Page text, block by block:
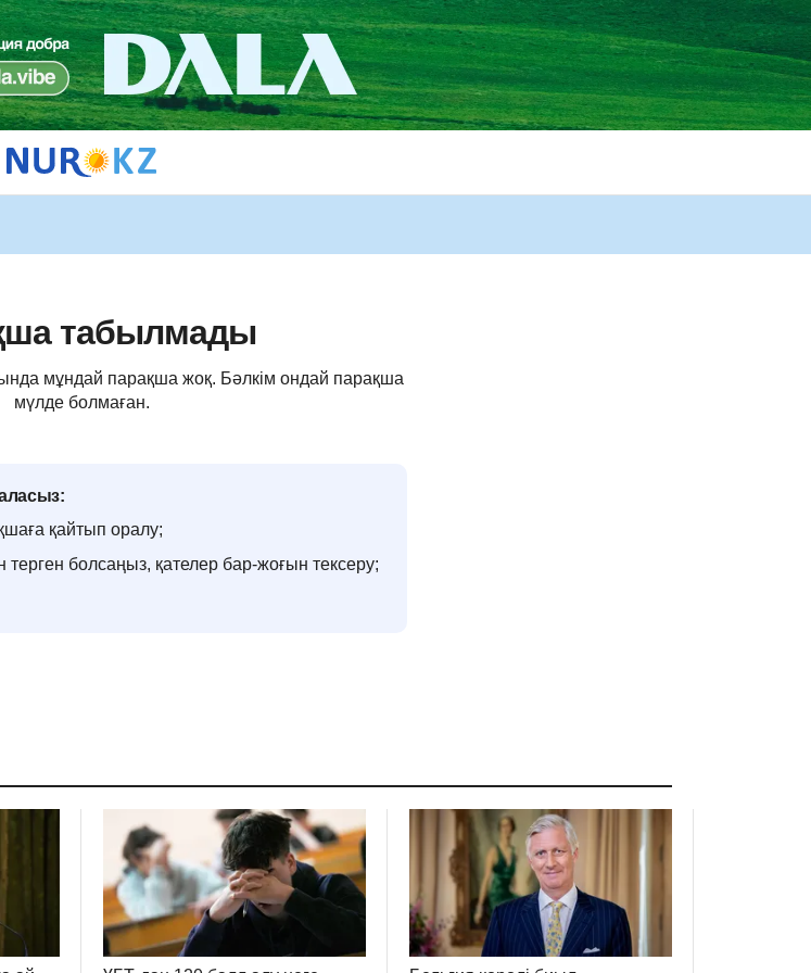
табылмады
мұндай парақша жоқ. Бәлкім ондай парақша
мүлде болмаған.
қайтып оралу;
болсаңыз, қателер бар-жоғын тексеру;